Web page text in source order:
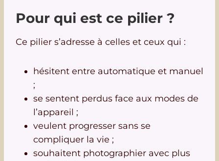
Pour qui est ce pilier ?
Ce pilier s’adresse à celles et ceux qui :
hésitent entre automatique et manuel
;
se sentent perdus face aux modes de
l’appareil ;
veulent progresser sans se
compliquer la vie ;
souhaitent photographier avec plus